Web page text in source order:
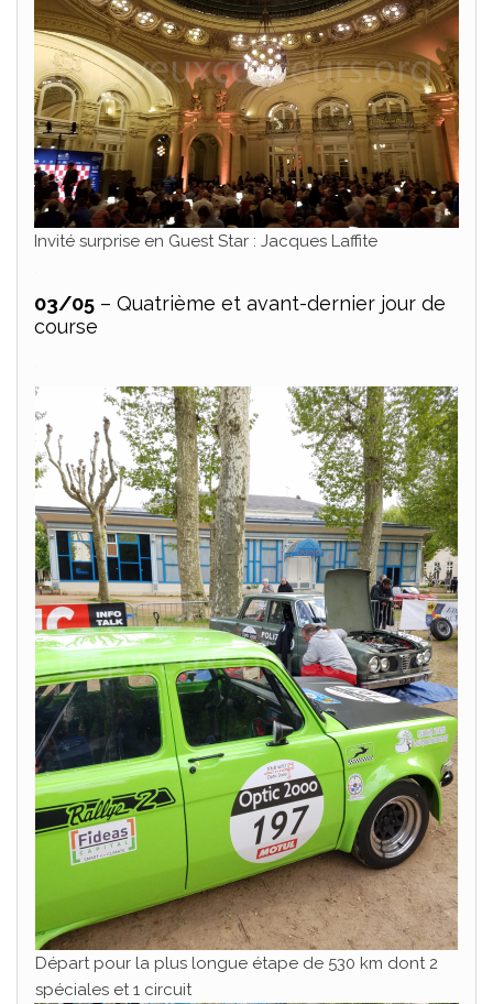
Invité surprise en Guest Star : Jacques Laffite
03/05 – Quatrième et avant-dernier jour de
course
Départ pour la plus longue étape de 530 km dont 2
spéciales et 1 circuit